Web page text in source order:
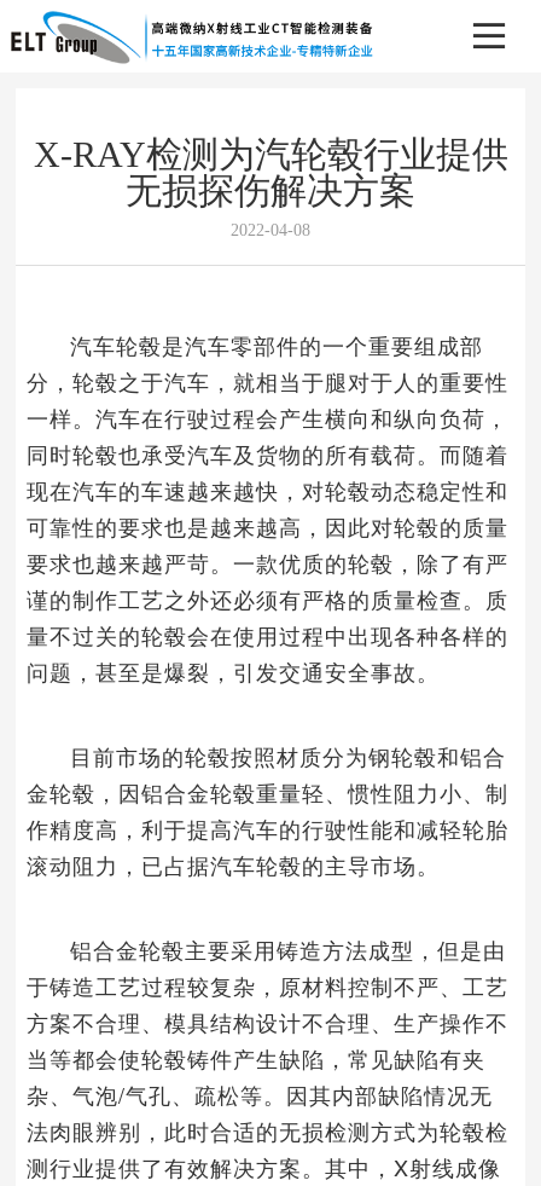
X-RAY检测为汽轮毂行业提供
无损探伤解决方案
2022-04-08
汽车轮毂是汽车零部件的一个重要组成部
分，轮毂之于汽车，就相当于腿对于人的重要性
一样。汽车在行驶过程会产生横向和纵向负荷，
同时轮毂也承受汽车及货物的所有载荷。而随着
现在汽车的车速越来越快，对轮毂动态稳定性和
可靠性的要求也是越来越高，因此对轮毂的质量
要求也越来越严苛。 一款优质的轮毂，除了有严
谨的制作工艺之外还必须有严格的质量检查。质
量不过关的轮毂会在使用过程中出现各种各样的
问题，甚至是爆裂，引发交通安全事故。
目前市场的轮毂按照材质分为钢轮毂和铝合
金轮毂，因铝合金轮毂重量轻、惯性阻力小、制
作精度高，利于提高汽车的行驶性能和减轻轮胎
滚动阻力，已占据汽车轮毂的主导市场。
铝合金轮毂主要采用铸造方法成型，但是由
于铸造工艺过程较复杂，原材料控制不严、工艺
方案不合理、模具结构设计不合理、生产操作不
当等都会使轮毂铸件产生缺陷，常见缺陷有夹
杂、气泡/气孔、疏松等。 因其内部缺陷情况无
法肉眼辨别，此时合适的无损检测方式为轮毂检
测行业提供了有效解决方案。其中，X射线成像